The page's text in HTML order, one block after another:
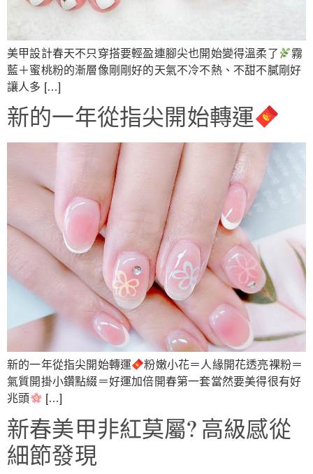
美甲設計春天不只穿搭要輕盈連腳尖也開始變得溫柔了
霧
藍＋蜜桃粉的漸層像剛剛好的天氣不冷不熱、不甜不膩剛好
讓人多 […]
新的一年從指尖開始轉運
新的一年從指尖開始轉運
粉嫩小花＝人緣開花透亮裸粉＝
氣質開掛小鑽點綴＝好運加倍開春第一套當然要美得很有好
兆頭
[…]
新春美甲非紅莫屬? 高級感從
細節發現